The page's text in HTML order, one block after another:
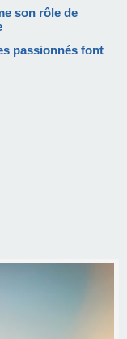
son rôle de
passionnés font